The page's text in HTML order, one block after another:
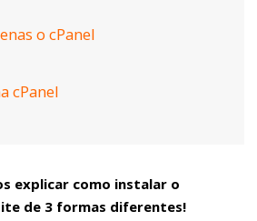
o cPanel
cPanel
explicar como instalar o
de 3 formas diferentes!